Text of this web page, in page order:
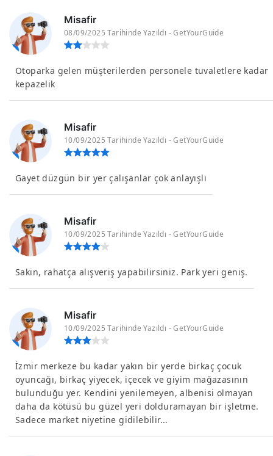
Misafir
08/09/2025 Tarihinde Yazıldı - GetYourGuide
Otoparka gelen müşterilerden personele tuvaletlere kadar
kepazelik
Misafir
10/09/2025 Tarihinde Yazıldı - GetYourGuide
Gayet düzgün bir yer çalışanlar çok anlayışlı
Misafir
10/09/2025 Tarihinde Yazıldı - GetYourGuide
Sakin, rahatça alışveriş yapabilirsiniz. Park yeri geniş.
Misafir
10/09/2025 Tarihinde Yazıldı - GetYourGuide
İzmir merkeze bu kadar yakın bir yerde birkaç çocuk
oyuncağı, birkaç yiyecek, içecek ve giyim mağazasının
bulunduğu yer. Kendini yenilemeyen, albenisi olmayan
daha da kötüsü bu güzel yeri dolduramayan bir işletme.
Sadece market niyetine gidilebilir...